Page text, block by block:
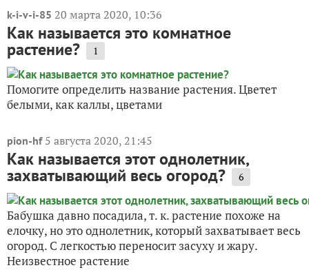
k-i-v-i-85 20 марта 2020, 10:36
Как называется это комнатное
растение? 1
Помогите определить название растения. Цветет
белыми, как каллы, цветами
pion-hf 5 августа 2020, 21:45
Как называется этот однолетник,
захватывающий весь огород? 6
Бабушка давно посадила, т. к. растение похоже на
елочку, но это однолетник, который захватывает весь
огород. С легкостью переносит засуху и жару.
Неизвестное растение